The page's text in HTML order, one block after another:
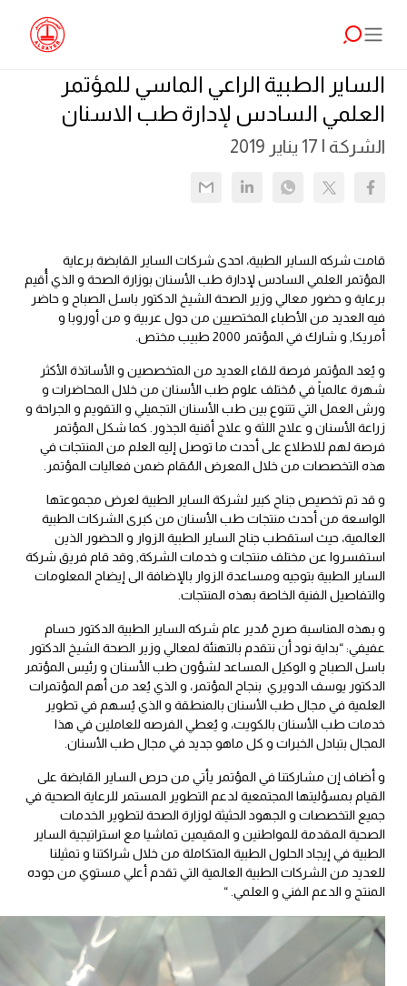
الساير الطبية الراعي الماسي للمؤتمر
العلمي السادس لإدارة طب الاسنان
الشركة | 17 يناير 2019
قامت شركه الساير الطبية، احدى شركات الساير القابضة برعاية
المؤتمر العلمي السادس لإدارة طب الأسنان بوزارة الصحة و الذي أُقيم
برعاية و حضور معالي وزير الصحة الشيخ الدكتور باسل الصباح و حاضر
فيه العديد من الأطباء المختصيين من دول عربية و من أوروبا و
أمريكا, و شارك في المؤتمر 2000 طبيب مختص.
و يُعد المؤتمر فرصة للقاء العديد من المتخصصين و الأساتذة الأكثر
شهرة عالمياً في مُختلف علوم طب الأسنان من خلال المحاضرات و
ورش العمل التي تتنوع بين طب الأسنان التجميلي و التقويم و الجراحة و
زراعة الأسنان و علاج اللثة و علاج أقنية الجذور. كما شكل المؤتمر
فرصة لهم للاطلاع على أحدث ما توصل إليه العلم من المنتجات في
هذه التخصصات من خلال المعرض المُقام ضمن فعاليات المؤتمر.
و قد تم تخصيص جناح كبير لشركة الساير الطبية لعرض مجموعتها
الواسعة من أحدث منتجات طب الأسنان من كبرى الشركات الطبية
العالمية، حيث استقطب جناح الساير الطبية الزوار و الحضور الذين
استفسروا عن مختلف منتجات و خدمات الشركة, وقد قام فريق شركة
الساير الطبية بتوجيه ومساعدة الزوار بالإضافة الى إيضاح المعلومات
والتفاصيل الفنية الخاصة بهذه المنتجات.
و بهذه المناسبة صرح مُدير عام شركه الساير الطبية الدكتور حسام
عفيفي: “بداية نود أن نتقدم بالتهنئة لمعالي وزير الصحة الشيخ الدكتور
باسل الصباح و الوكيل المساعد لشؤون طب الأسنان و رئيس المؤتمر
الدكتور يوسف الدويري بنجاح المؤتمر، و الذي يُعد من أهم المؤتمرات
العلمية في مجال طب الأسنان بالمنطقة و الذي يُسهم في تطوير
خدمات طب الأسنان بالكويت، و يُعطي الفرصه للعاملين في هذا
المجال بتبادل الخبرات و كل ماهو جديد في مجال طب الأسنان.
و أضاف إن مشاركتنا في المؤتمر يأتي من حرص الساير القابضة على
القيام بمسؤليتها المجتمعية لدعم التطوير المستمر للرعاية الصحية في
جميع التخصصات و الجهود الحثيثة لوزارة الصحة لتطوير الخدمات
الصحية المقدمة للمواطنين و المقيمين تماشيا مع استراتيجية الساير
الطبية في إيجاد الحلول الطبية المتكاملة من خلال شراكتنا و تمثيلنا
للعديد من الشركات الطبية العالمية التي تقدم أعلي مستوي من جوده
المنتج و الدعم الفني و العلمي. “